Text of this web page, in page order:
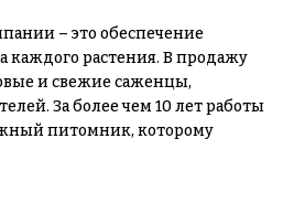
– это обеспечение
каждого растения. В продажу
и свежие саженцы,
За более чем 10 лет работы
питомник, которому